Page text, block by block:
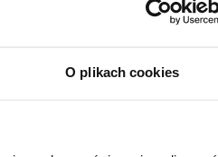
O plikach cookies